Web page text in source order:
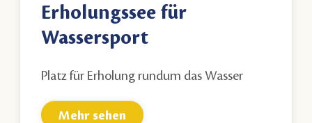
Erholungssee für
Wassersport
Platz für Erholung rundum das Wasser
Mehr sehen